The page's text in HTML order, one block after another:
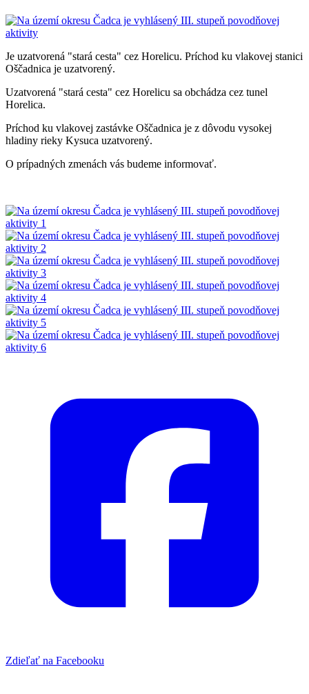
Je uzatvorená "stará cesta" cez Horelicu. Príchod ku vlakovej stanici
Oščadnica je uzatvorený.
Uzatvorená "stará cesta" cez Horelicu sa obchádza cez tunel
Horelica.
Príchod ku vlakovej zastávke Oščadnica je z dôvodu vysokej
hladiny rieky Kysuca uzatvorený.
O prípadných zmenách vás budeme informovať.
Zdieľať na Facebooku